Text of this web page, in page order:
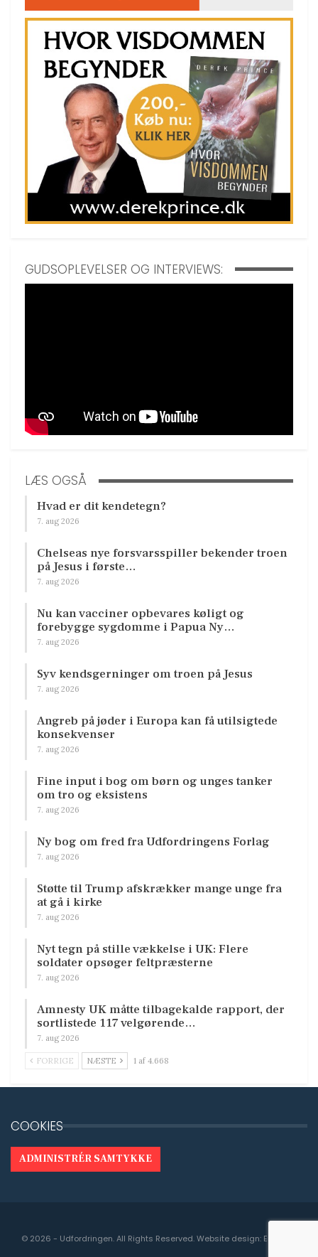
GUDSOPLEVELSER OG INTERVIEWS:
LÆS OGSÅ
Hvad er dit kendetegn?
7. aug 2026
Chelseas nye forsvarsspiller bekender troen
på Jesus i første…
7. aug 2026
Nu kan vacciner opbevares køligt og
forebygge sygdomme i Papua Ny…
7. aug 2026
Syv kendsgerninger om troen på Jesus
7. aug 2026
Angreb på jøder i Europa kan få utilsigtede
konsekvenser
7. aug 2026
Fine input i bog om børn og unges tanker
om tro og eksistens
7. aug 2026
Ny bog om fred fra Udfordringens Forlag
7. aug 2026
Støtte til Trump afskrækker mange unge fra
at gå i kirke
7. aug 2026
Nyt tegn på stille vækkelse i UK: Flere
soldater opsøger feltpræsterne
7. aug 2026
Amnesty UK måtte tilbagekalde rapport, der
sortlistede 117 velgørende…
7. aug 2026
FORRIGE NÆSTE 1 af 4.668
COOKIES
ADMINISTRÉR SAMTYKKE
© 2026 - Udfordringen. All Rights Reserved.Website design: Engedal